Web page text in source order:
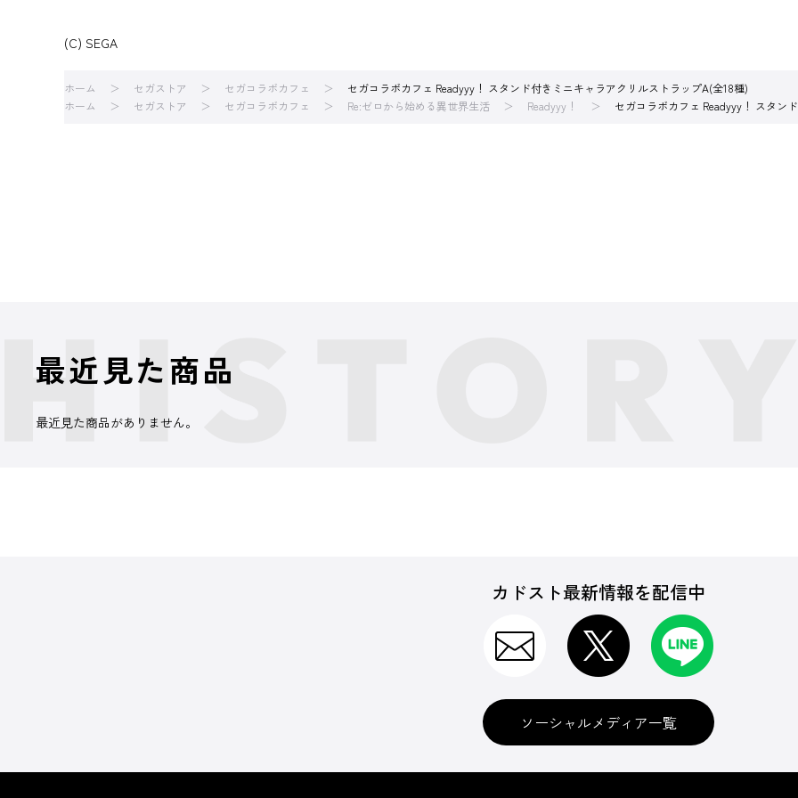
(C) SEGA
ホーム セガストア セガコラボカフェ
セガコラボカフェ Readyyy！ スタンド付きミニキャラアクリルストラップA(全18種)
ホーム
セガストア セガコラボカフェ Re:ゼロから始める異世界生活 Readyyy！ セガコラボカフェ Readyyy！ スタン
最近見た商品
最近見た商品がありません。
カドスト最新情報を配信中
ソーシャルメディア一覧